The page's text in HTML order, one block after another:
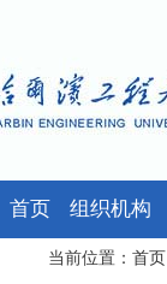
首页 组织机构
当前位置： 首页